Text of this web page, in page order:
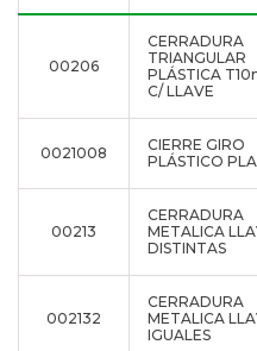
00206
CERRADURA
TRIANGULAR
PLÁSTICA
C/ LLAVE
0021008
CIERRE GIRO
PLÁSTICO
00213
CERRADURA
METALICA
DISTINTAS
002132
CERRADURA
METALICA
IGUALES